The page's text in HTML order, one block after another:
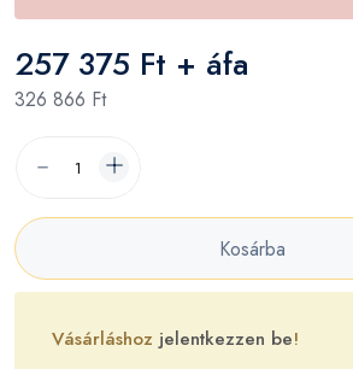
257 375 Ft + áfa
326 866 Ft
Kosárba
Vásárláshoz jelentkezzen be!